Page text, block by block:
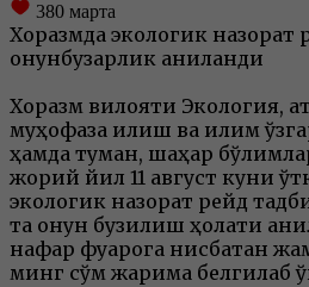
380 марта
Хоразмда экологик назорат
қонунбузарлик аниқланди
Хоразм вилояти Экология,
муҳофаза қилиш ва иқлим
ҳамда туман, шаҳар
жорий йил 11 август куни
экологик назорат рейд
та қонун бузилиш ҳолати
нафар фуқарога нисбатан
минг сўм жарима белгилаб